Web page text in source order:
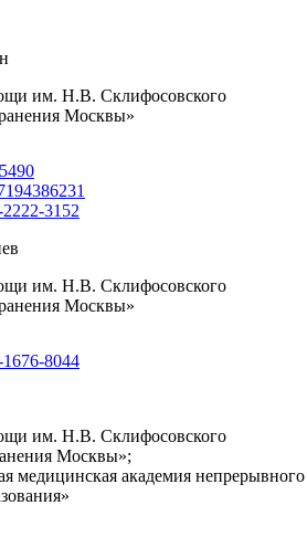
им. Н.В. Склифосовского
Москвы»
3152
им. Н.В. Склифосовского
Москвы»
8044
им. Н.В. Склифосовского
Москвы»;
академия непрерывного